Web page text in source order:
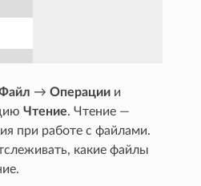
→Операции и
Чтение. Чтение —
при работе с файлами.
какие файлы